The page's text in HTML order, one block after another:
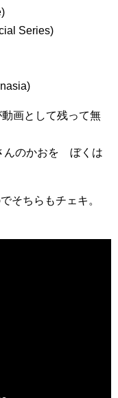
Series)
画として残って無
んのかおを ぼくは
そちらもチェキ。